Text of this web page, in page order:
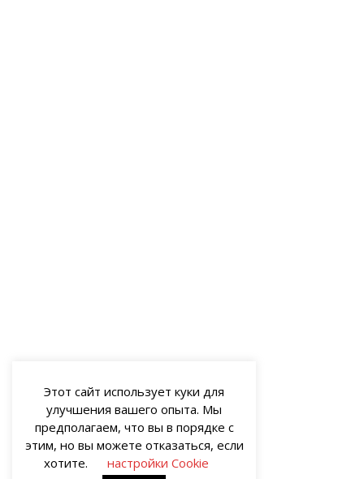
Этот сайт использует куки для
улучшения вашего опыта. Мы
предполагаем, что вы в порядке с
этим, но вы можете отказаться, если
хотите.
настройки Cookie